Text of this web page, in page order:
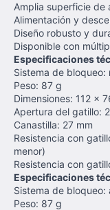
Amplia superficie de
Alimentación y
Diseño robusto y
Disponible con
Especificaciones
Sistema de bloqueo:
Peso: 87 g
Dimensiones: 112 x
Apertura del gatillo:
Canastilla: 27 mm
Resistencia con
menor)
Resistencia con
Especificaciones
Sistema de bloqueo:
Peso: 87 g